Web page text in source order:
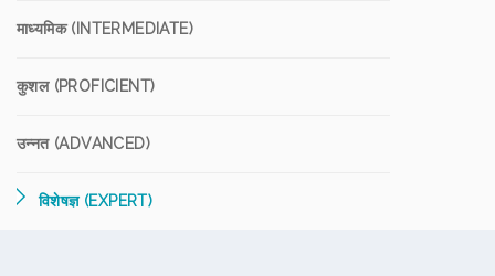
माध्यमिक (INTERMEDIATE)
कुशल (PROFICIENT)
उन्नत (ADVANCED)
विशेषज्ञ (EXPERT)